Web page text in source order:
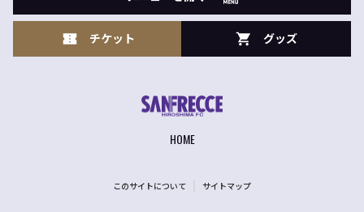
チケット グッズ
HOME
このサイトについて サイトマップ